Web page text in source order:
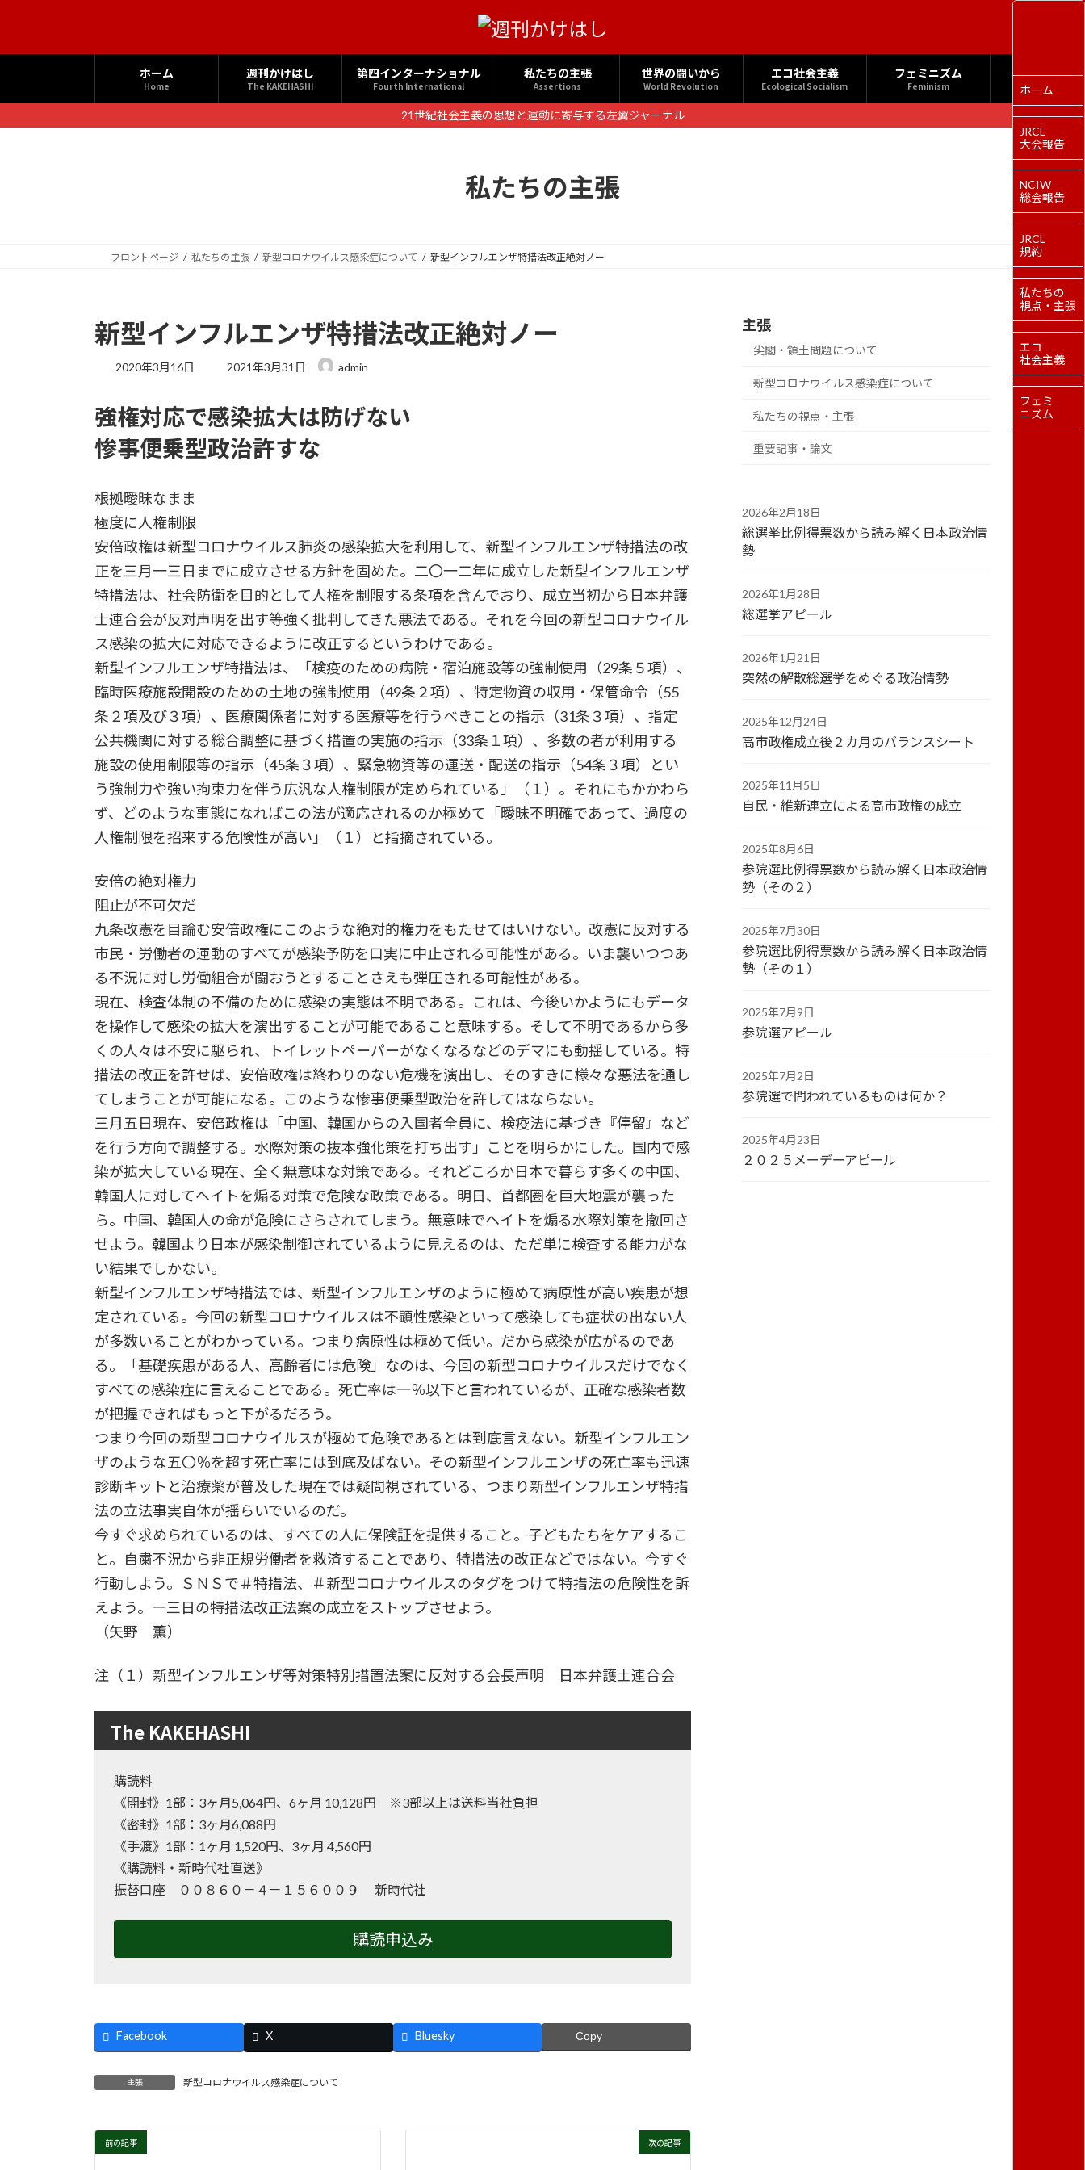
へ
ス
ョ
ン
ホーム
Home
週刊かけはし
The KAKEHASHI
第四インターナショナル
Fourth International
私たちの主張
Assertions
世界の闘いから
World Revolution
エコ社会主義
Ecological Socialism
フェミニズム
Feminism
21世紀社会主義の思想と運動に寄与する左翼ジャーナル
私たちの主張
フロントページ 私たちの主張 新型コロナウイルス感染症について 新型インフルエンザ特措法改正絶対ノー
新型インフルエンザ特措法改正絶対ノー
2020年3月16日
最
新
日
時
:
2021年3月31日 admin
強権対応で感染拡大は防げない
惨事便乗型政治許すな
根拠曖昧なまま
極度に人権制限
安倍政権は新型コロナウイルス肺炎の感染拡大を利用して、新型インフルエンザ特措法の改
正を三月一三日までに成立させる方針を固めた。二〇一二年に成立した新型インフルエンザ
特措法は、社会防衛を目的として人権を制限する条項を含んでおり、成立当初から日本弁護
士連合会が反対声明を出す等強く批判してきた悪法である。それを今回の新型コロナウイル
ス感染の拡大に対応できるように改正するというわけである。
新型インフルエンザ特措法は、「検疫のための病院・宿泊施設等の強制使用（29条５項）、
臨時医療施設開設のための土地の強制使用（49条２項）、特定物資の収用・保管命令（55
条２項及び３項）、医療関係者に対する医療等を行うべきことの指示（31条３項）、指定
公共機関に対する総合調整に基づく措置の実施の指示（33条１項）、多数の者が利用する
施設の使用制限等の指示（45条３項）、緊急物資等の運送・配送の指示（54条３項）とい
う強制力や強い拘束力を伴う広汎な人権制限が定められている」（１）。それにもかかわら
ず、どのような事態になればこの法が適応されるのか極めて「曖昧不明確であって、過度の
人権制限を招来する危険性が高い」（１）と指摘されている。
安倍の絶対権力
阻止が不可欠だ
九条改憲を目論む安倍政権にこのような絶対的権力をもたせてはいけない。改憲に反対する
市民・労働者の運動のすべてが感染予防を口実に中止される可能性がある。いま襲いつつあ
る不況に対し労働組合が闘おうとすることさえも弾圧される可能性がある。
現在、検査体制の不備のために感染の実態は不明である。これは、今後いかようにもデータ
を操作して感染の拡大を演出することが可能であること意味する。そして不明であるから多
くの人々は不安に駆られ、トイレットペーパーがなくなるなどのデマにも動揺している。特
措法の改正を許せば、安倍政権は終わりのない危機を演出し、そのすきに様々な悪法を通し
てしまうことが可能になる。このような惨事便乗型政治を許してはならない。
三月五日現在、安倍政権は「中国、韓国からの入国者全員に、検疫法に基づき『停留』など
を行う方向で調整する。水際対策の抜本強化策を打ち出す」ことを明らかにした。国内で感
染が拡大している現在、全く無意味な対策である。それどころか日本で暮らす多くの中国、
韓国人に対してヘイトを煽る対策で危険な政策である。明日、首都圏を巨大地震が襲った
ら。中国、韓国人の命が危険にさらされてしまう。無意味でヘイトを煽る水際対策を撤回さ
せよう。韓国より日本が感染制御されているように見えるのは、ただ単に検査する能力がな
い結果でしかない。
新型インフルエンザ特措法では、新型インフルエンザのように極めて病原性が高い疾患が想
定されている。今回の新型コロナウイルスは不顕性感染といって感染しても症状の出ない人
が多数いることがわかっている。つまり病原性は極めて低い。だから感染が広がるのであ
る。「基礎疾患がある人、高齢者には危険」なのは、今回の新型コロナウイルスだけでなく
すべての感染症に言えることである。死亡率は一％以下と言われているが、正確な感染者数
が把握できればもっと下がるだろう。
つまり今回の新型コロナウイルスが極めて危険であるとは到底言えない。新型インフルエン
ザのような五〇％を超す死亡率には到底及ばない。その新型インフルエンザの死亡率も迅速
診断キットと治療薬が普及した現在では疑問視されている、つまり新型インフルエンザ特措
法の立法事実自体が揺らいでいるのだ。
今すぐ求められているのは、すべての人に保険証を提供すること。子どもたちをケアするこ
と。自粛不況から非正規労働者を救済することであり、特措法の改正などではない。今すぐ
行動しよう。ＳＮＳで＃特措法、＃新型コロナウイルスのタグをつけて特措法の危険性を訴
えよう。一三日の特措法改正法案の成立をストップさせよう。
（矢野 薫）
注（１）新型インフルエンザ等対策特別措置法案に反対する会長声明 日本弁護士連合会
The KAKEHASHI
購読料
《開封》1部：3ヶ月5,064円、6ヶ月 10,128円 ※3部以上は送料当社負担
《密封》1部：3ヶ月6,088円
《手渡》1部：1ヶ月 1,520円、3ヶ月 4,560円
《購読料・新時代社直送》
振替口座 ００８６０－４－１５６００９ 新時代社
購読申込み
Facebook X Bluesky Copy
主張 新型コロナウイルス感染症について
前の記事 次の記事
主張
尖閣・領土問題について
新型コロナウイルス感染症について
私たちの視点・主張
重要記事・論文
2026年2月18日
総選挙比例得票数から読み解く日本政治情
勢
2026年1月28日
総選挙アピール
2026年1月21日
突然の解散総選挙をめぐる政治情勢
2025年12月24日
高市政権成立後２カ月のバランスシート
2025年11月5日
自民・維新連立による高市政権の成立
2025年8月6日
参院選比例得票数から読み解く日本政治情
勢（その２）
2025年7月30日
参院選比例得票数から読み解く日本政治情
勢（その１）
2025年7月9日
参院選アピール
2025年7月2日
参院選で問われているものは何か？
2025年4月23日
２０２５メーデーアピール
ホーム
JRCL
大会報告
NCIW
総会報告
JRCL
規約
私たちの
視点・主張
エコ
社会主義
フェミ
ニズム